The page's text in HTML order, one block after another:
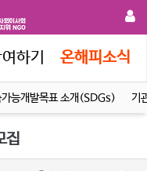
하기 온해피소식
가능개발목표 소개(SDGs) 기
집